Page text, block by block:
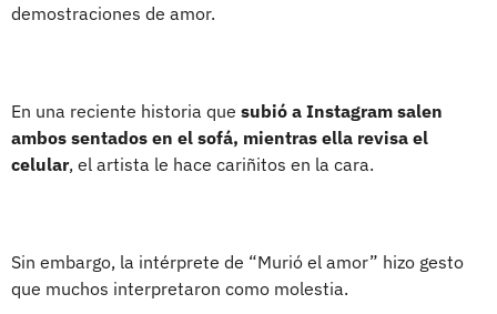
demostraciones de amor.
En una reciente historia que subió a Instagram salen
ambos sentados en el sofá, mientras ella revisa el
celular, el artista le hace cariñitos en la cara.
Sin embargo, la intérprete de “Murió el amor” hizo gesto
que muchos interpretaron como molestia.